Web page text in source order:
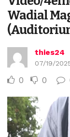
Wadial
thies24
07/19/
0 0